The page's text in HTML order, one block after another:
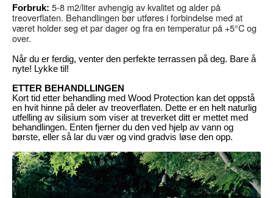
Forbruk: 5-8 m2/liter avhengig av kvalitet og alder på
treoverflaten. Behandlingen bør utføres i forbindelse med at
været holder seg et par dager og fra en temperatur på +5°C og
over.
Når du er ferdig, venter den perfekte terrassen på deg. Bare å
nyte! Lykke til!
ETTER BEHANDLLINGEN
Kort tid etter behandling med Wood Protection kan det oppstå
en hvit hinne på deler av treoverflaten. Dette er en helt naturlig
utfelling av silisium som viser at treverket ditt er mettet med
behandlingen. Enten fjerner du den ved hjelp av vann og
børste, eller så lar du vær og vind gradvis løse den opp.